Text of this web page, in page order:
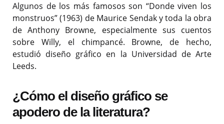
Algunos de los más famosos son “Donde viven los
monstruos” (1963) de Maurice Sendak y toda la obra
de Anthony Browne, especialmente sus cuentos
sobre Willy, el chimpancé. Browne, de hecho,
estudió diseño gráfico en la Universidad de Arte
Leeds.
¿Cómo el diseño gráfico se
apodero de la literatura?